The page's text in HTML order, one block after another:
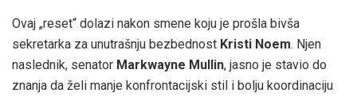
Ovaj „reset“ dolazi nakon smene koju je prošla bivša
sekretarka za unutrašnju bezbednost Kristi Noem. Njen
naslednik, senator Markwayne Mullin, jasno je stavio do
znanja da želi manje konfrontacijski stil i bolju koordinaciju